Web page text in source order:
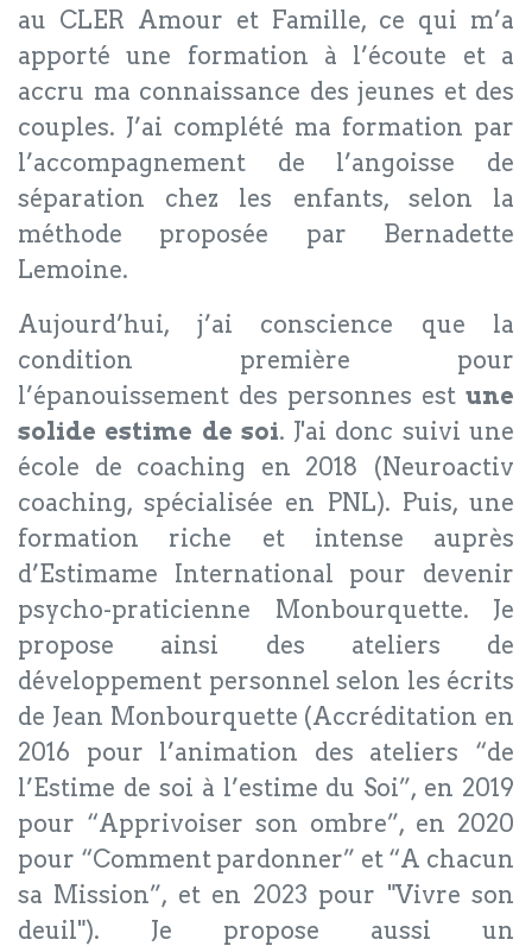
au CLER Amour et Famille, ce qui m’a
apporté une formation à l’écoute et a
accru ma connaissance des jeunes et des
couples. J’ai complété ma formation par
l’accompagnement de l’angoisse de
séparation chez les enfants, selon la
méthode proposée par Bernadette
Lemoine.
Aujourd’hui, j’ai conscience que la
condition première pour
l’épanouissement des personnes est une
solide estime de soi. J'ai donc suivi une
école de coaching en 2018 (Neuroactiv
coaching, spécialisée en PNL). Puis, une
formation riche et intense auprès
d’Estimame International pour devenir
psycho-praticienne Monbourquette. Je
propose ainsi des ateliers de
développement personnel selon les écrits
de Jean Monbourquette (Accréditation en
2016 pour l’animation des ateliers “de
l’Estime de soi à l’estime du Soi”, en 2019
pour “Apprivoiser son ombre”, en 2020
pour “Comment pardonner” et “A chacun
sa Mission”, et en 2023 pour "Vivre son
deuil"). Je propose aussi un